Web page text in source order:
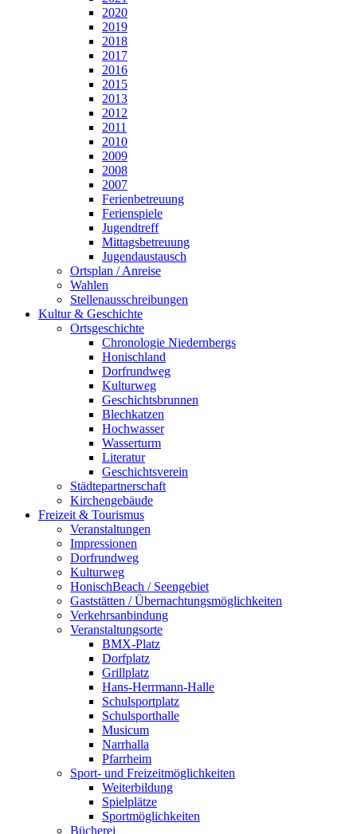
2020
2019
2018
2017
2016
2015
2013
2012
2011
2010
2009
2008
2007
Ferienbetreuung
Ferienspiele
Jugendtreff
Mittagsbetreuung
Jugendaustausch
Ortsplan / Anreise
Wahlen
Stellenausschreibungen
Kultur & Geschichte
Ortsgeschichte
Chronologie Niedernbergs
Honischland
Dorfrundweg
Kulturweg
Geschichtsbrunnen
Blechkatzen
Hochwasser
Wasserturm
Literatur
Geschichtsverein
Städtepartnerschaft
Kirchengebäude
Freizeit & Tourismus
Veranstaltungen
Impressionen
Dorfrundweg
Kulturweg
HonischBeach / Seengebiet
Gaststätten / Übernachtungsmöglichkeiten
Verkehrsanbindung
Veranstaltungsorte
BMX-Platz
Dorfplatz
Grillplatz
Hans-Herrmann-Halle
Schulsportplatz
Schulsporthalle
Musicum
Narrhalla
Pfarrheim
Sport- und Freizeitmöglichkeiten
Weiterbildung
Spielplätze
Sportmöglichkeiten
Bücherei